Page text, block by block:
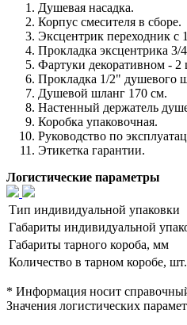
Душевая насадка.
Корпус смесителя в сборе.
Эксцентрик переходник с
Прокладка эксцентрика 3/
Фартуки декоративном - 2
Прокладка 1/2" душевого
Душевой шланг 170 см.
Настенный держатель
Коробка упаковочная.
Руководство по
Этикетка гарантии.
Логистические параметры
Тип индивидуальной упаковки
Габариты индивидуальной
Габариты тарного короба, мм
Количество в тарном коробе, шт.
* Информация носит
Значения логистических